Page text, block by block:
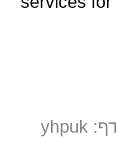
נושא: טיפול בהיפנוזה עבור פיברומיאלגיה-ד"ר חיים שם דוד קוד דף: yhpuk